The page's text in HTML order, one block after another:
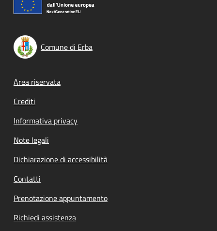
Comune di Erba
Footer menu
Area riservata
Crediti
Informativa privacy
Note legali
Dichiarazione di accessibilità
Contatti
Prenotazione appuntamento
Richiedi assistenza